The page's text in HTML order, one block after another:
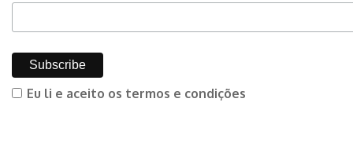
Eu li e aceito os termos e condições